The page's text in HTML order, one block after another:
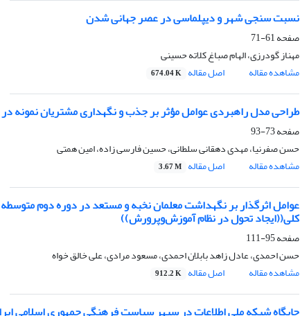
نسبت سنجی شهر و دیپلماسی در عصر جهانی شدن
صفحه61-71
مهناز گودرزی، الهام صباغ کلاته حسینی
مشاهده مقاله
اصل مقاله 674.04 K
طراحی مدل راهبردی عوامل مؤثر بر جذب و نگهداری مشتریان نمونه
صفحه73-93
حسن صفرنیا، مهدی دهقانی سلطانی، حسین فارسی زاده، امین همتی
مشاهده مقاله
اصل مقاله 3.67 M
عوامل اثرگذار بر نگهداشت معلمان نخبه و مستعد در دوره دوم
کلی((ایجاد تحول در نظام آموزش‌وپرورش))
صفحه95-111
حسن احمدی، عادل زاهد بابلان احمدی، مسعود مرادی، علی خالق خواه
مشاهده مقاله
اصل مقاله 912.2 K